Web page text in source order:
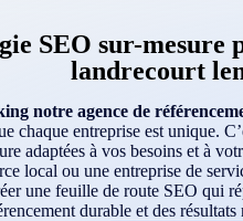
SEO sur-mesure
landrecourt
notre agence de
chaque entreprise est unique.
adaptées à vos besoins et à
local ou une entreprise de
une feuille de route SEO qui
durable et des